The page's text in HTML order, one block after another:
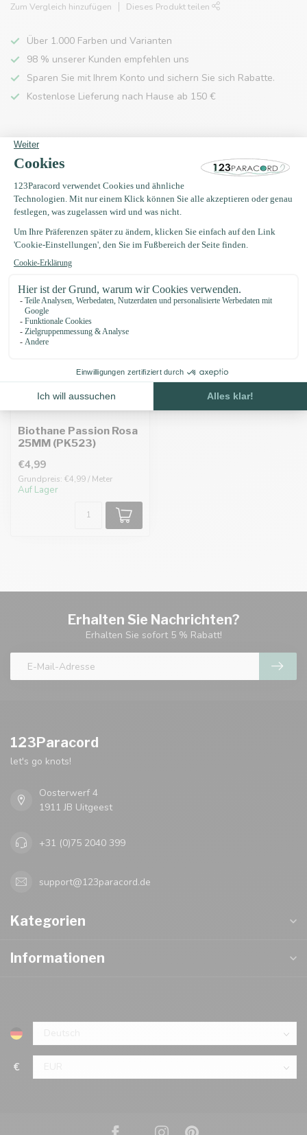
Zum Vergleich hinzufügen Dieses Produkt teilen
Über 1.000 Farben und Varianten
98 % unserer Kunden empfehlen uns
Sparen Sie mit Ihrem Konto und sichern Sie sich Rabatte.
Kostenlose Lieferung nach Hause ab 150 €
Produktbeschreibung
Eigenschaften
Zuletzt angesehen
Biothane Passion Rosa
25MM (PK523)
€4,99
Grundpreis: €4,99 / Meter
Auf Lager
Erhalten Sie Nachrichten?
Erhalten Sie sofort 5 % Rabatt!
123Paracord
let's go knots!
Oosterwerf 4
1911 JB Uitgeest
+31 (0)75 2040 399
support@123paracord.de
Kategorien
Informationen
€